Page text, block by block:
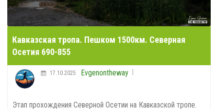
Кавказская тропа. Пешком 1500км. Северная
Осетия 690-855
Evgenontheway
17.10.2025
Этап прохождения Северной Осетии на Кавказской тропе.